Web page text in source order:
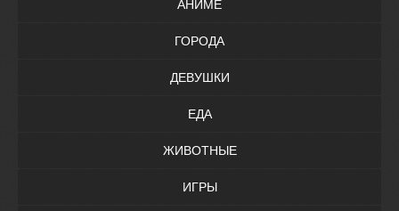
АНИМЕ
ГОРОДА
ДЕВУШКИ
ЕДА
ЖИВОТНЫЕ
ИГРЫ